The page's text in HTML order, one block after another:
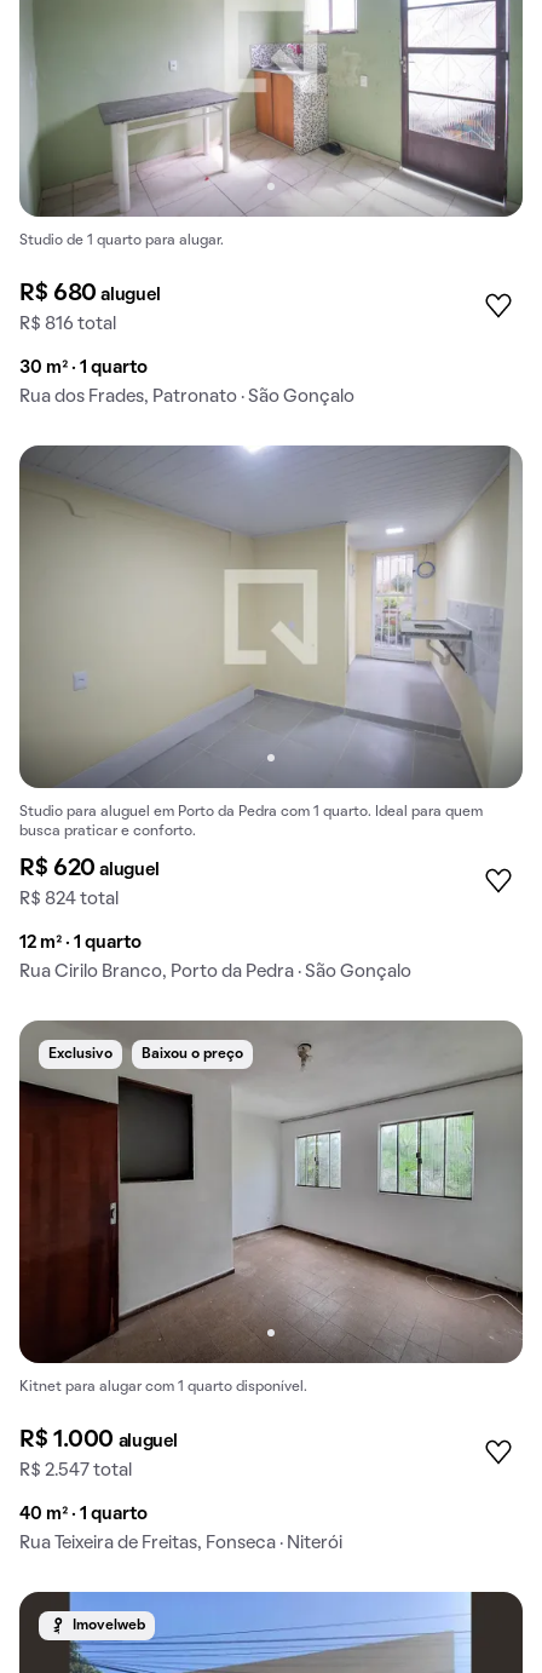
Studio de 1 quarto para alugar.
R$ 680aluguel
R$ 816 total
30 m² · 1 quarto
Rua dos Frades, Patronato · São Gonçalo
Studio para aluguel em Porto da Pedra com 1 quarto. Ideal para quem
busca praticar e conforto.
R$ 620aluguel
R$ 824 total
12 m² · 1 quarto
Rua Cirilo Branco, Porto da Pedra · São Gonçalo
Exclusivo Baixou o preço
Kitnet para alugar com 1 quarto disponível.
R$ 1.000 aluguel
R$ 2.547 total
40 m² · 1 quarto
Rua Teixeira de Freitas, Fonseca · Niterói
Imovelweb